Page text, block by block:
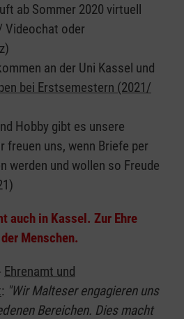
ab Sommer 2020 virtuell
Videochat oder
an der Uni Kassel und
bei Erstsemestern (2021/
Hobby gibt es unsere
freuen uns, wenn Briefe per
werden und wollen so Freude
auch in Kassel. Zur Ehre
Menschen.
Ehrenamt und
: "Wir Malteser engagieren uns
Bereichen. Dies macht